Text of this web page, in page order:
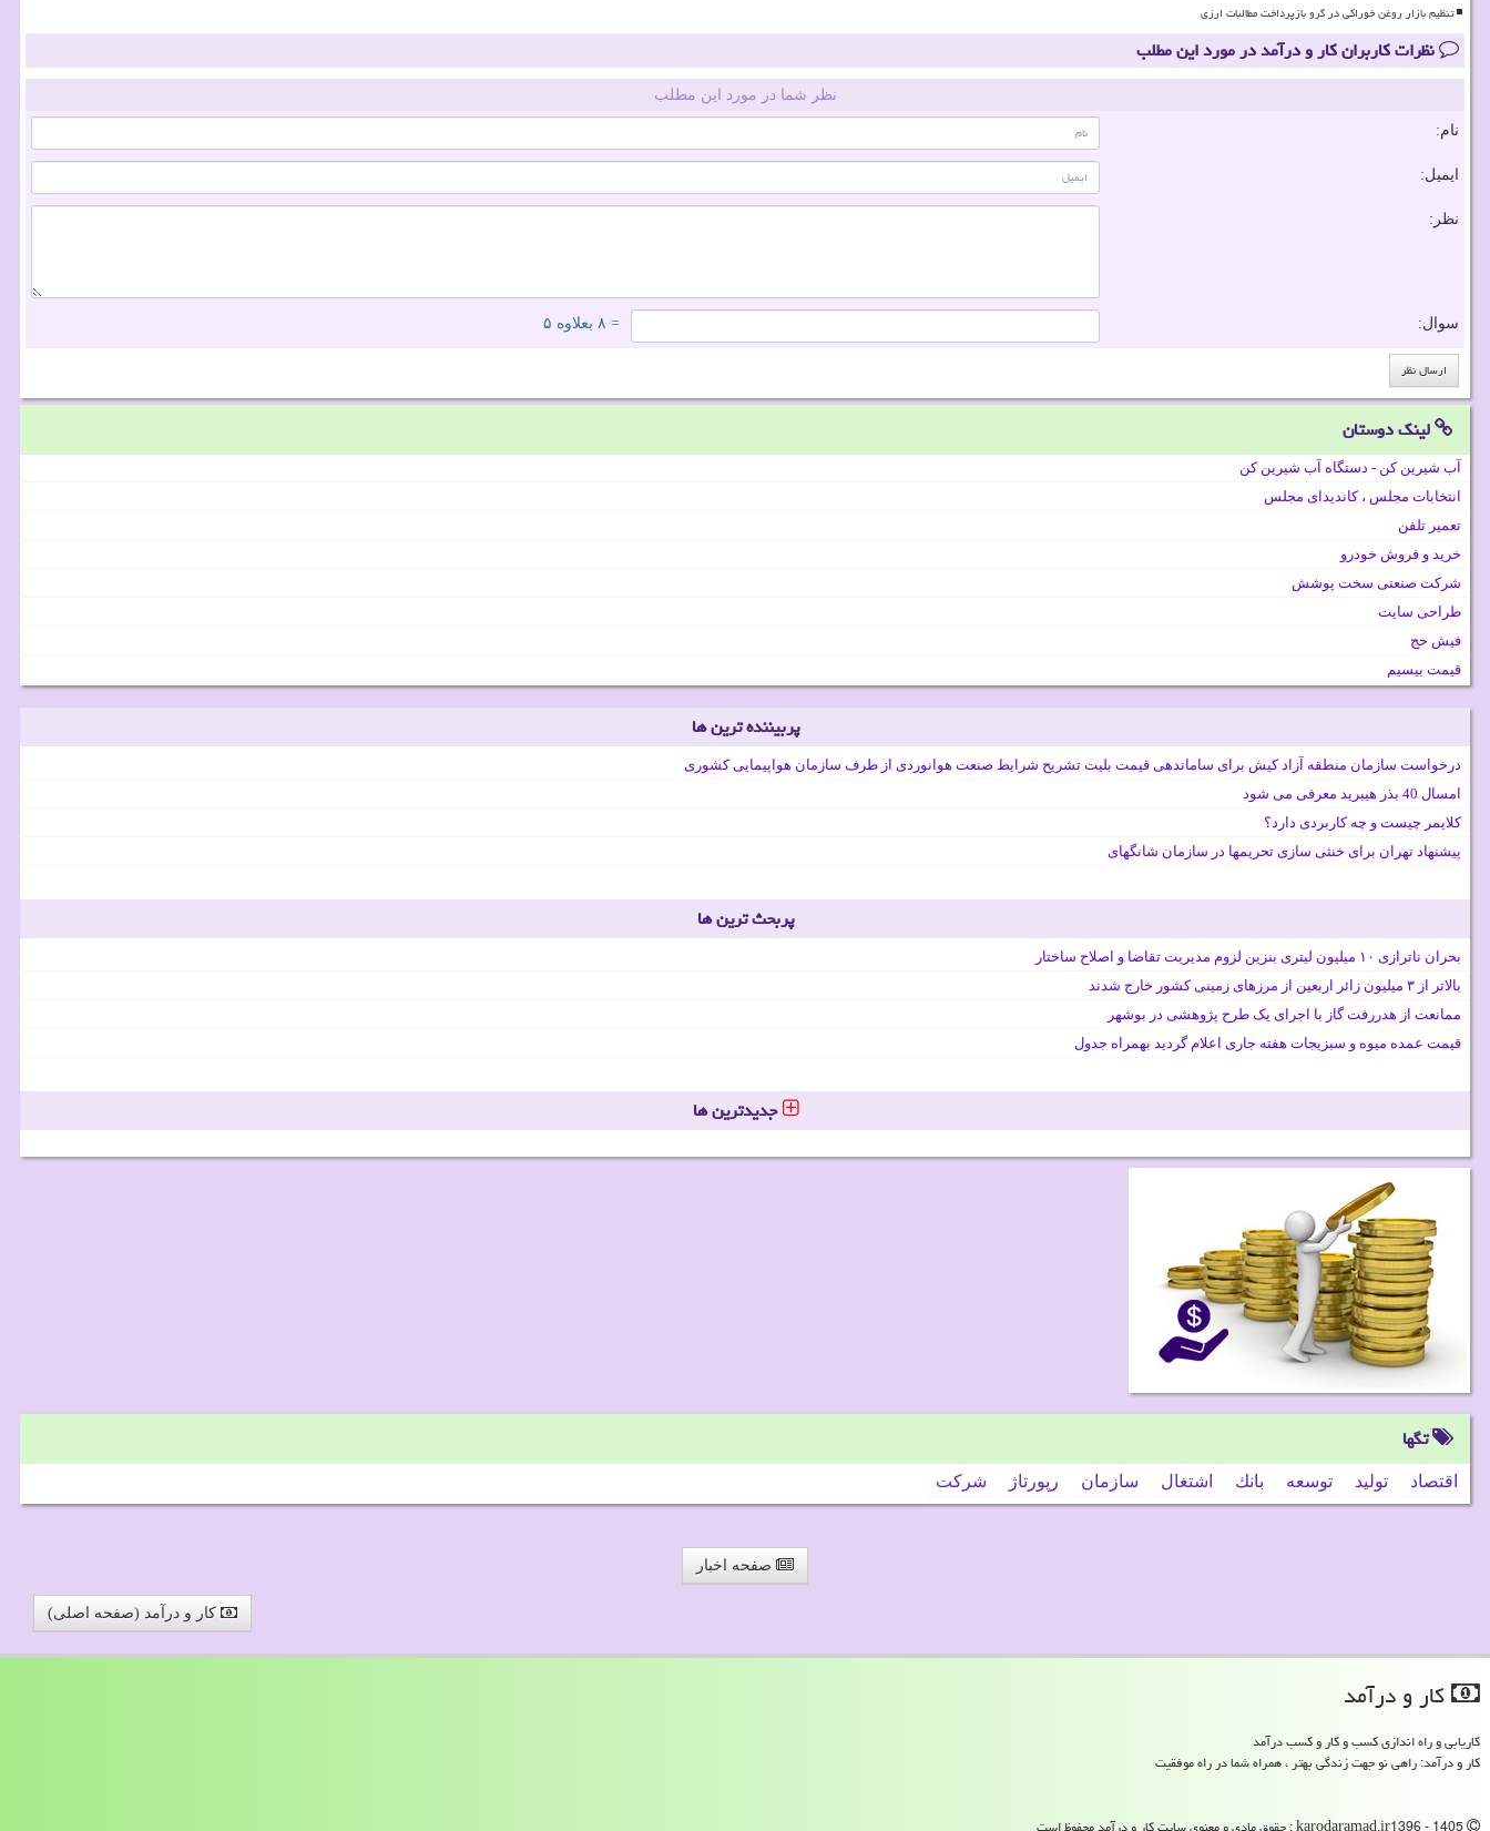
تنظیم بازار روغن خوراکی در گرو بازپرداخت مطالبات ارزی
نظرات کاربران کار و درآمد در مورد این مطلب
نظر شما در مورد این مطلب
نام:
ایمیل:
نظر:
سوال: = ۸ بعلاوه ۵
لینک دوستان
آب شیرین کن - دستگاه آب شیرین کن
انتخابات مجلس ، کاندیدای مجلس
تعمیر تلفن
خرید و فروش خودرو
شرکت صنعتی سخت پوشش
طراحی سایت
فیش حج
قیمت بیسیم
پربیننده ترین ها
درخواست سازمان منطقه آزاد کیش برای ساماندهی قیمت بلیت تشریح شرایط صنعت هوانوردی از طرف سازمان هواپیمایی کشوری
امسال 40 بذر هیبرید معرفی می شود
کلایمر چیست و چه کاربردی دارد؟
پیشنهاد تهران برای خنثی سازی تحریمها در سازمان شانگهای
پربحث ترین ها
بحران ناترازی ۱۰ میلیون لیتری بنزین لزوم مدیریت تقاضا و اصلاح ساختار
بالاتر از ۳ میلیون زائر اربعین از مرزهای زمینی کشور خارج شدند
ممانعت از هدررفت گاز با اجرای یک طرح پژوهشی در بوشهر
قیمت عمده میوه و سبزیجات هفته جاری اعلام گردید بهمراه جدول
جدیدترین ها
تگها
اقتصاد تولید توسعه بانك اشتغال سازمان رپورتاژ شركت
صفحه اخبار
کار و درآمد (صفحه اصلی)
كار و درآمد
کاریابی و راه اندازی کسب و کار و کسب درآمد
کار و درآمد: راهی نو جهت زندگی بهتر ، همراه شما در راه موفقیت